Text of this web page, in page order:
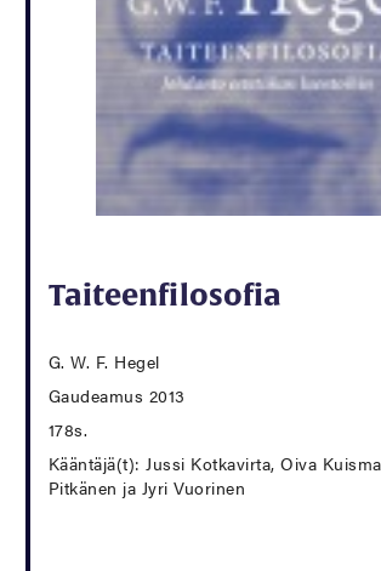
Taiteenfilosofia
G. W. F. Hegel
Gaudeamus 2013
178s.
Kääntäjä(t): Jussi Kotkavirta, Oiva
Pitkänen ja Jyri Vuorinen